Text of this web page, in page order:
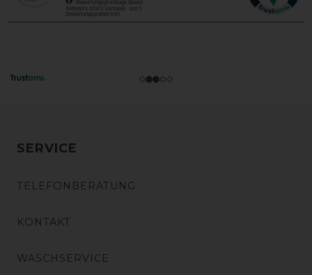
SERVICE
TELEFONBERATUNG
KONTAKT
WASCHSERVICE